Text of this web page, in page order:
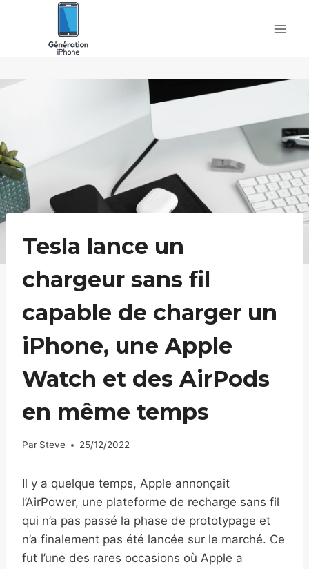
Tesla lance un
chargeur sans fil
capable de charger un
iPhone, une Apple
Watch et des AirPods
en même temps
Par Steve 25/12/2022
Il y a quelque temps, Apple annonçait
l’AirPower, une plateforme de recharge sans fil
qui n’a pas passé la phase de prototypage et
n’a finalement pas été lancée sur le marché. Ce
fut l’une des rares occasions où Apple a